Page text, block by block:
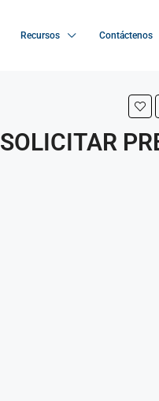
Recursos Contáctenos
SOLICITAR